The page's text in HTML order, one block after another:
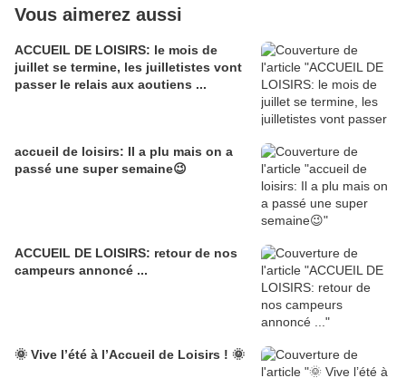
Vous aimerez aussi
ACCUEIL DE LOISIRS: le mois de
juillet se termine, les juilletistes vont
passer le relais aux aoutiens ...
accueil de loisirs: Il a plu mais on a
passé une super semaine😉
ACCUEIL DE LOISIRS: retour de nos
campeurs annoncé ...
🌞 Vive l’été à l’Accueil de Loisirs ! 🌞